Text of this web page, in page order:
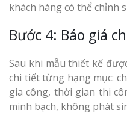
khách hàng có thể chỉnh
Bước 4: Báo giá
Sau khi mẫu thiết kế
chi tiết từng hạng mục:
gia công, thời gian thi
minh bạch, không phát